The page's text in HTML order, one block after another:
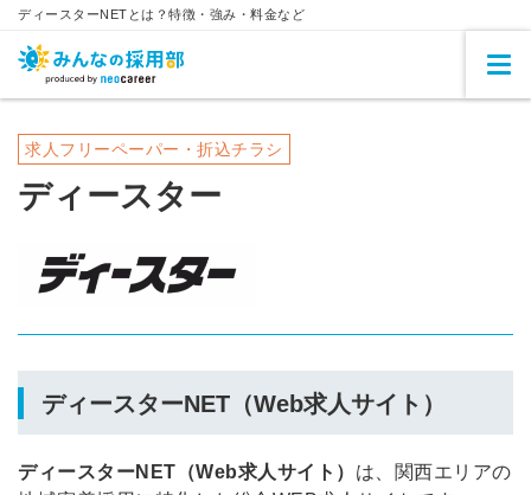
ディースターNETとは？特徴・強み・料金など
求人フリーペーパー・折込チラシ
ディースター
ディースターNET（Web求人サイト）
ディースターNET（Web求人サイト） は、関西エリアの